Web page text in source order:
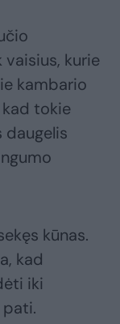
kurie
kambario
tokie
daugelis
kūnas.
kad
iki
pati.